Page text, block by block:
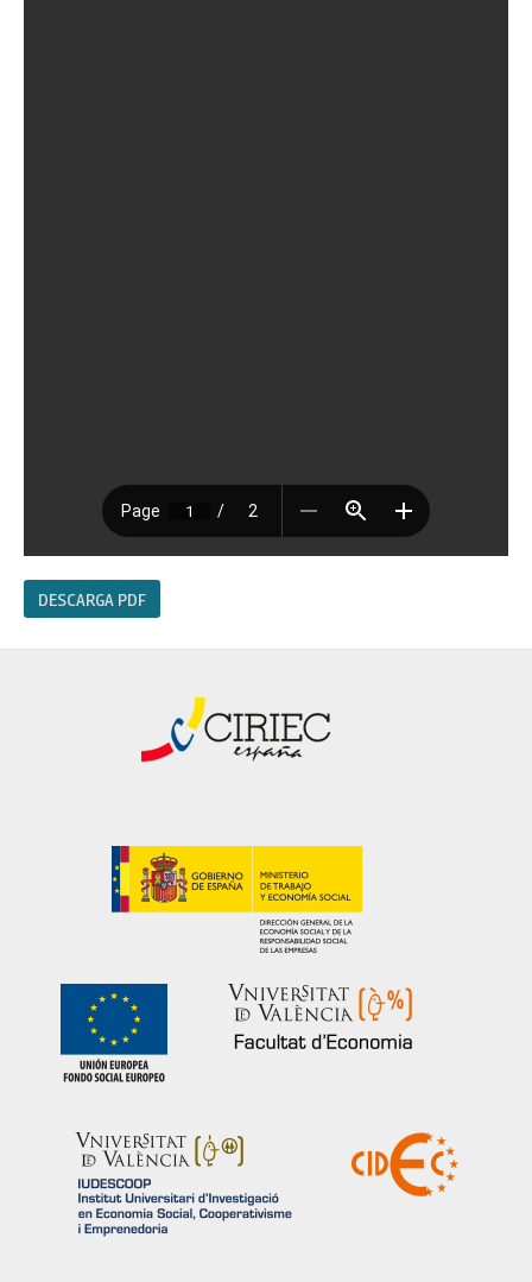
DESCARGA PDF